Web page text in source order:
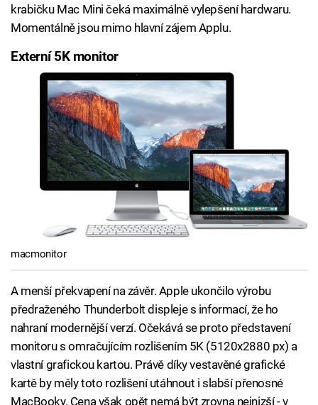
krabičku Mac Mini čeká maximálně vylepšení hardwaru.
Momentálně jsou mimo hlavní zájem Applu.
Externí 5K monitor
macmonitor
A menší překvapení na závěr. Apple ukončilo výrobu
předraženého Thunderbolt displeje s informací, že ho
nahraní modernější verzí. Očekává se proto představení
monitoru s omračujícím rozlišením 5K (5120x2880 px) a
vlastní grafickou kartou. Právě díky vestavěné grafické
kartě by měly toto rozlišení utáhnout i slabší přenosné
MacBooky. Cena však opět nemá být zrovna nejnizší - v